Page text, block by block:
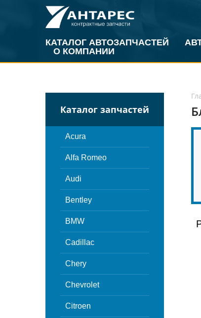
КАТАЛОГ АВТОЗАПЧАСТЕЙ
О КОМПАНИИ
Каталог запчастей
Acura
Alfa Romeo
Audi
Bentley
BMW
Cadillac
Chery
Chevrolet
Citroen